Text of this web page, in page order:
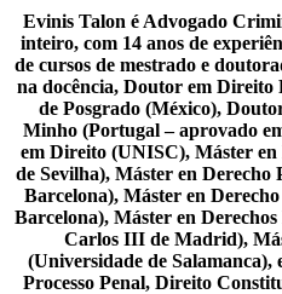
Evinis Talon é Advogado
inteiro, com 14 anos de
de cursos de mestrado e
na docência, Doutor em Direito
de Posgrado (México),
Minho (Portugal – aprovado
em Direito (UNISC), Máster
de Sevilha), Máster en
Barcelona), Máster en
Barcelona), Máster en
Carlos III de Madrid),
(Universidade de Salamanca),
Processo Penal, Direito